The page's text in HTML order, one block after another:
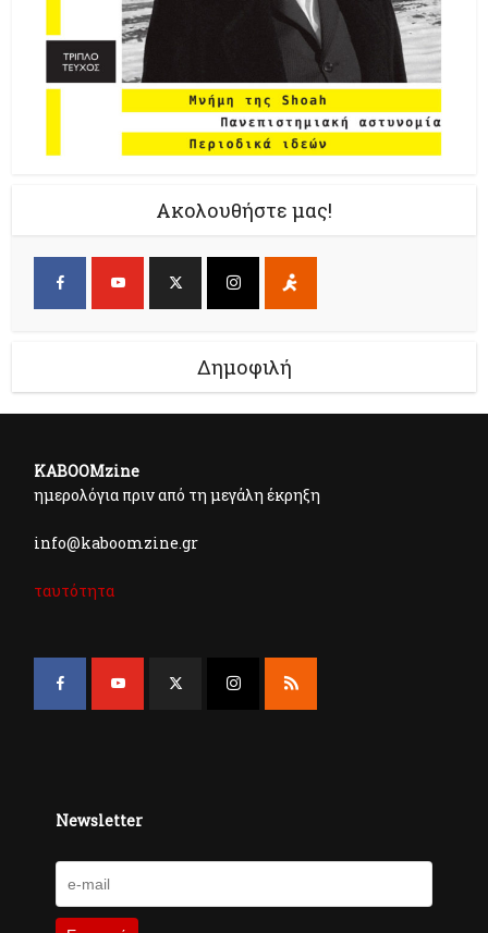
Ακολουθήστε μας!
Δημοφιλή
KABOOMzine
ημερολόγια πριν από τη μεγάλη έκρηξη
info@kaboomzine.gr
ταυτότητα
Newsletter